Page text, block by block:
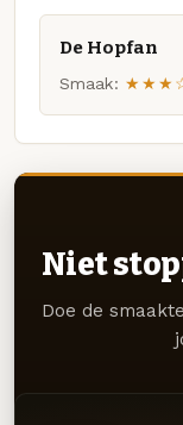
De Hopfan
Smaak:
Niet
Doe de